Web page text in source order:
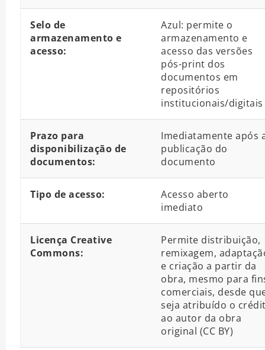
Selo de
armazenamento e
acesso:
Azul: permite o
armazenamento e
acesso das versões
pós-print dos
documentos em
repositórios
institucionais/digitais
Prazo para
disponibilização de
documentos:
Imediatamente após
publicação do
documento
Tipo de acesso:
Acesso aberto
imediato
Licença Creative
Commons:
Permite distribuição,
remixagem,
e criação a partir da
obra, mesmo para
comerciais, desde
seja atribuído o
ao autor da obra
original (CC BY)